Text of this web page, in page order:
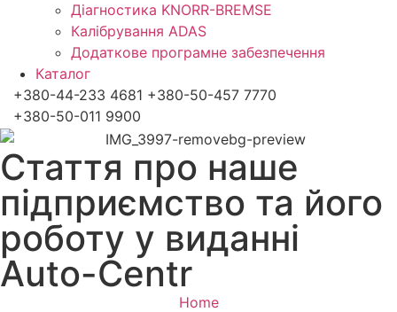
Діагностика KNORR-BREMSE
Калібрування ADAS
Додаткове програмне забезпечення
Каталог
+380-44-233 4681 +380-50-457 7770
+380-50-011 9900
Стаття про наше
підприємство та його
роботу у виданні
Auto-Centr
Home